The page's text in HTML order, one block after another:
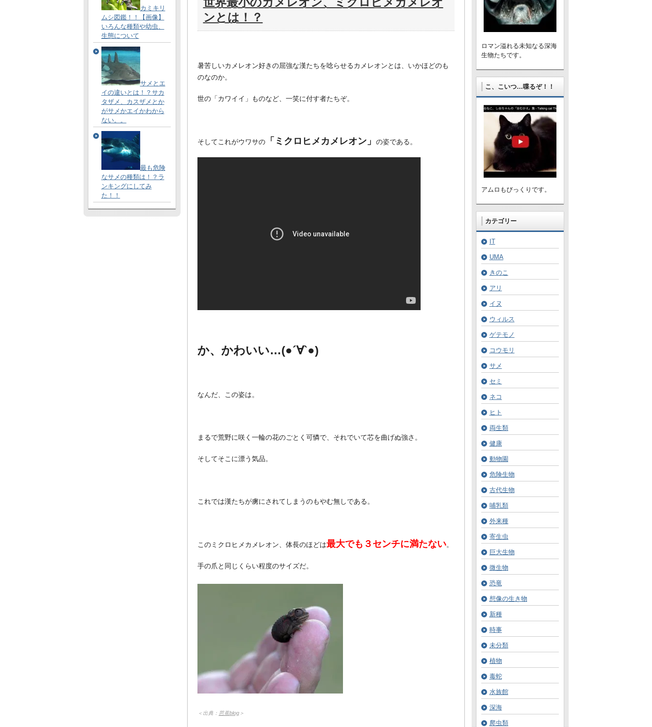
ンとは！？
暑苦しいカメレオン好きの屈強な漢たちを唸らせるカメレオンとは、いかほどのも
のなのか。
世の「カワイイ」ものなど、一笑に付す者たちぞ。
そしてこれがウワサの「ミクロヒメカメレオン」 の姿である。
か、かわいい…(●´∀`●)
なんだ、この姿は。
まるで荒野に咲く一輪の花のごとく可憐で、それでいて芯を曲げぬ強さ。
そしてそこに漂う気品。
これでは漢たちが虜にされてしまうのもやむ無しである。
このミクロヒメカメレオン、体長のほどは最大でも３センチに満たない。
手の爪と同じくらい程度のサイズだ。
＜出典： 芭蕉blog＞
カミキリ
ムシ図鑑！！【画像】
いろんな種類や幼虫、
生態について
サメとエ
イの違いとは！？サカ
タザメ、カスザメとか
がサメかエイかわから
ない。。
最も危険
なサメの種類は！？ラ
ンキングにしてみ
た！！
ロマン溢れる未知なる深海
生物たちです。
こ、こいつ…喋るぞ！！
アムロもびっくりです。
カテゴリー
IT
UMA
きのこ
アリ
イヌ
ウィルス
ゲテモノ
コウモリ
サメ
セミ
ネコ
ヒト
両生類
健康
動物園
危険生物
古代生物
哺乳類
外来種
寄生虫
巨大生物
微生物
恐竜
想像の生き物
新種
時事
未分類
植物
毒蛇
水族館
深海
爬虫類